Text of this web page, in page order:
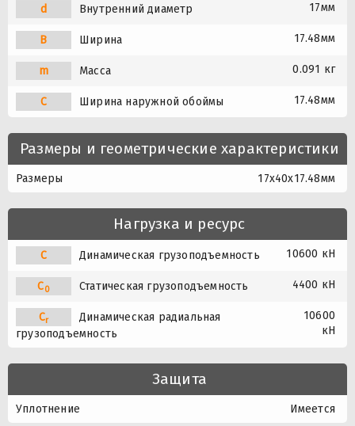
d Внутренний диаметр 17мм
B Ширина 17.48мм
m Масса 0.091 кг
C Ширина наружной обоймы 17.48мм
Размеры и геометрические характеристики
Размеры 17x40x17.48мм
Нагрузка и ресурс
C Динамическая грузоподъемность 10600 кН
C0 Статическая грузоподъемность 4400 кН
Cr
Динамическая радиальная
грузоподъемность
10600
кН
Защита
Уплотнение Имеется